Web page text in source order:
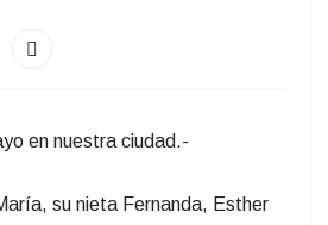
en nuestra ciudad.-
su nieta Fernanda, Esther